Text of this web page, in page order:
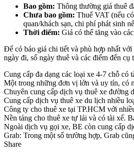
Bao gồm: Thông thường giá thuê
Chưa bao gồm: Thuế VAT (nếu
quan/khách sạn, chi phí phát sinh
Thời điểm: Giá có thể tăng vào
Để có báo giá chi tiết và phù hợp nhất
ngày đi, số ngày thuê và các điểm đến
Cung cấp đa dạng các loại xe 4-7 chỗ có
Một trong những đơn vị lớn và uy tín, có
Chuyên cung cấp dịch vụ thuê xe đường
Cung cấp dịch vụ thuê xe du lịch nhiều
Công ty cho thuê xe tại TP.HCM với
Nền tảng cho thuê xe tự lái và có tài xế.
Ngoài dịch vụ gọi xe, BE còn cung cấp
Grab: Trong một số trường hợp, Grab
Share